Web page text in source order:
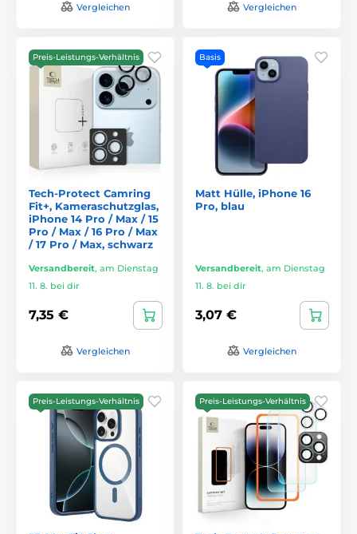
Vergleichen Vergleichen
Preis-Leistungs-Verhältnis
Tech-Protect Camring
Fit+, Kameraschutzglas,
iPhone 14 Pro / Max / 15
Pro / Max / 16 Pro / Max
/ 17 Pro / Max, schwarz
Versandbereit, am Dienstag
11. 8. bei dir
7,35 €
Vergleichen
Basis
Matt Hülle, iPhone 16
Pro, blau
Versandbereit, am Dienstag
11. 8. bei dir
3,07 €
Vergleichen
Preis-Leistungs-Verhältnis Preis-Leistungs-Verhältnis